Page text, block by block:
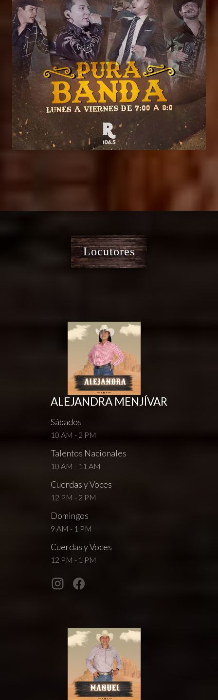
Locutores
ALEJANDRA MENJÍVAR
Sábados
10 AM - 2 PM
Talentos Nacionales
10 AM - 11 AM
Cuerdas y Voces
12 PM - 2 PM
Domingos
9 AM - 1 PM
Cuerdas y Voces
12 PM - 1 PM